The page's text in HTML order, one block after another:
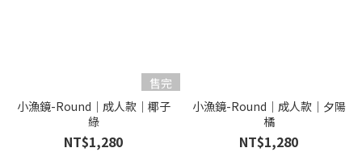
售完
小漁鏡-Round｜成人款｜椰子
綠
NT$1,280
小漁鏡-Round｜成人款｜夕陽
橘
NT$1,280